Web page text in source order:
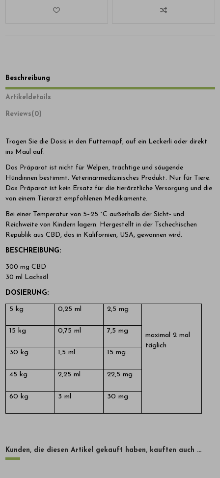
Beschreibung
Artikeldetails
Reviews(0)
Tragen Sie die Dosis in den Futternapf, auf ein Leckerli oder direkt
ins Maul auf.
Das Präparat ist nicht für Welpen, trächtige und säugende
Hündinnen bestimmt. Veterinärmedizinisches Produkt. Nur für Tiere.
Das Präparat ist kein Ersatz für die tierärztliche Versorgung und die
von einem Tierarzt empfohlenen Medikamente.
Bei einer Temperatur von 5–25 °C außerhalb der Sicht- und
Reichweite von Kindern lagern. Hergestellt in der Tschechischen
Republik aus CBD, das in Kalifornien, USA, gewonnen wird.
BESCHREIBUNG:
300 mg CBD
30 ml Lachsöl
DOSIERUNG:
5 kg 0,25 ml 2,5 mg
maximal 2 mal
täglich
15 kg 0,75 ml 7,5 mg
30 kg 1,5 ml 15 mg
45 kg 2,25 ml 22,5 mg
60 kg 3 ml 30 mg
Kunden, die diesen Artikel gekauft haben, kauften auch ...